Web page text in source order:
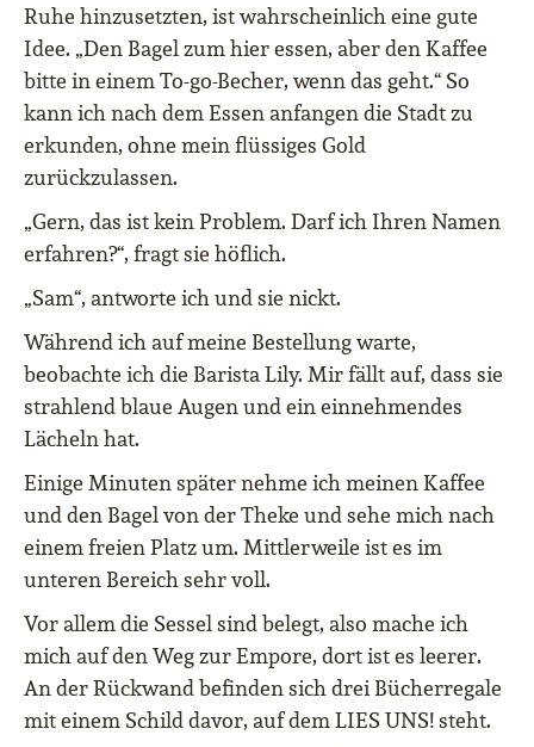
Ruhe hinzusetzten, ist wahrscheinlich eine gute
Idee. „Den Bagel zum hier essen, aber den Kaffee
bitte in einem To-go-Becher, wenn das geht.“ So
kann ich nach dem Essen anfangen die Stadt zu
erkunden, ohne mein flüssiges Gold
zurückzulassen.
„Gern, das ist kein Problem. Darf ich Ihren Namen
erfahren?“, fragt sie höflich.
„Sam“, antworte ich und sie nickt.
Während ich auf meine Bestellung warte,
beobachte ich die Barista Lily. Mir fällt auf, dass sie
strahlend blaue Augen und ein einnehmendes
Lächeln hat.
Einige Minuten später nehme ich meinen Kaffee
und den Bagel von der Theke und sehe mich nach
einem freien Platz um. Mittlerweile ist es im
unteren Bereich sehr voll.
Vor allem die Sessel sind belegt, also mache ich
mich auf den Weg zur Empore, dort ist es leerer.
An der Rückwand befinden sich drei Bücherregale
mit einem Schild davor, auf dem LIES UNS! steht.